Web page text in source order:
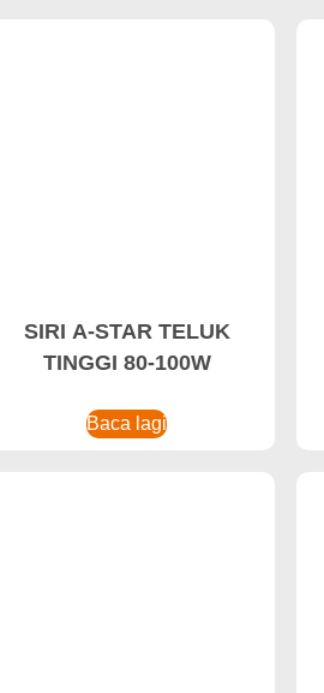
SIRI A-STAR TELUK
TINGGI 80-100W
Baca lagi